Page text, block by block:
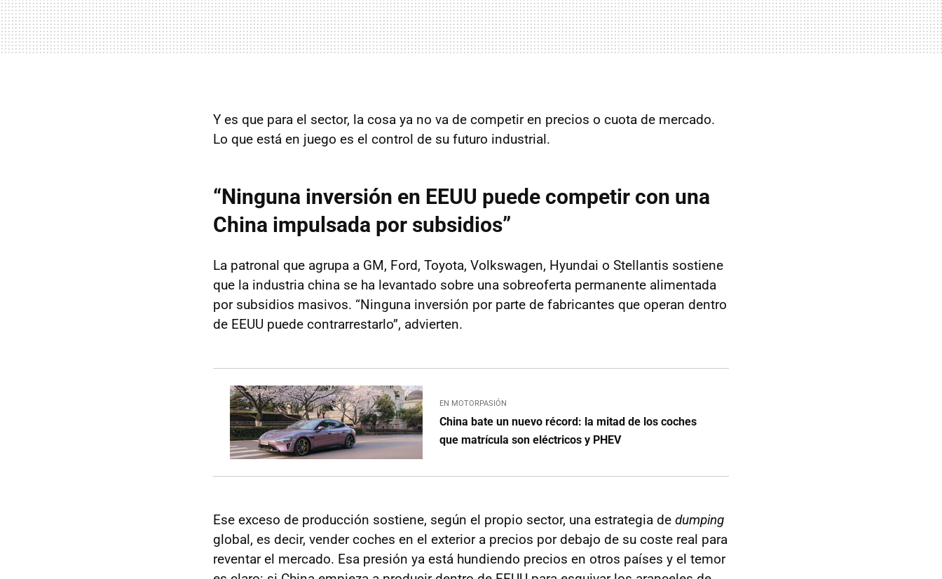
Y es que para el sector, la cosa ya no va de competir en precios o cuota de mercado.
Lo que está en juego es el control de su futuro industrial.
“Ninguna inversión en EEUU puede competir con una
China impulsada por subsidios”
La patronal que agrupa a GM, Ford, Toyota, Volkswagen, Hyundai o Stellantis sostiene
que la industria china se ha levantado sobre una sobreoferta permanente alimentada
por subsidios masivos. “Ninguna inversión por parte de fabricantes que operan dentro
de EEUU puede contrarrestarlo”, advierten.
EN MOTORPASIÓN
China bate un nuevo récord: la mitad de los coches
que matrícula son eléctricos y PHEV
Ese exceso de producción sostiene, según el propio sector, una estrategia de dumping
global, es decir, vender coches en el exterior a precios por debajo de su coste real para
reventar el mercado. Esa presión ya está hundiendo precios en otros países y el temor